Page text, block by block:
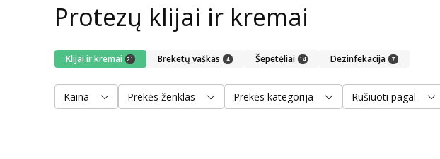
Protezų klijai ir kremai
Klijai ir kremai 21 Breketų vaškas 4 Šepetėliai 14 Dezinfekacija 7
Kaina Prekės ženklas Prekės kategorija Rūšiuoti pagal